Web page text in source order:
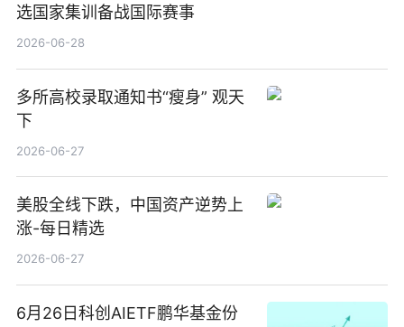
选国家集训备战国际赛事
2026-06-28
多所高校录取通知书“瘦身” 观天
下
2026-06-27
美股全线下跌，中国资产逆势上
涨-每日精选
2026-06-27
6月26日科创AIETF鹏华基金份